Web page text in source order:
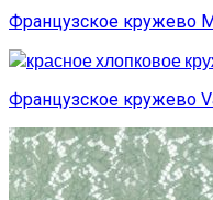
Французское кружево
Французское кружево